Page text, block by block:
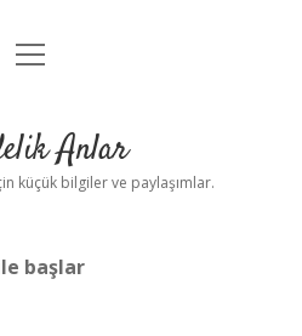
Anasayfa
Uyarı
menüyü
Anlar
küçük bilgiler ve paylaşımlar.
başlar